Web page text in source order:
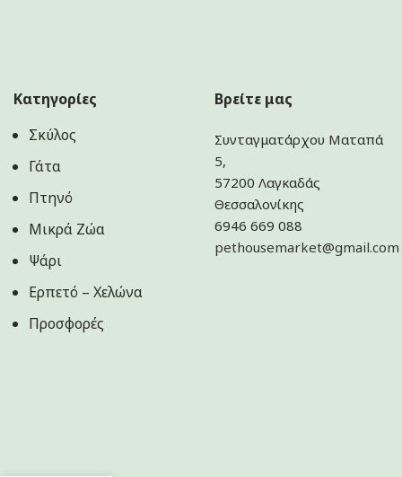
Κατηγορίες
Σκύλος
Γάτα
Πτηνό
Μικρά Ζώα
Ψάρι
Ερπετό – Χελώνα
Προσφορές
Βρείτε μας
Συνταγματάρχου Ματαπά
5,
57200 Λαγκαδάς
Θεσσαλονίκης
6946 669 088
pethousemarket@gmail.com